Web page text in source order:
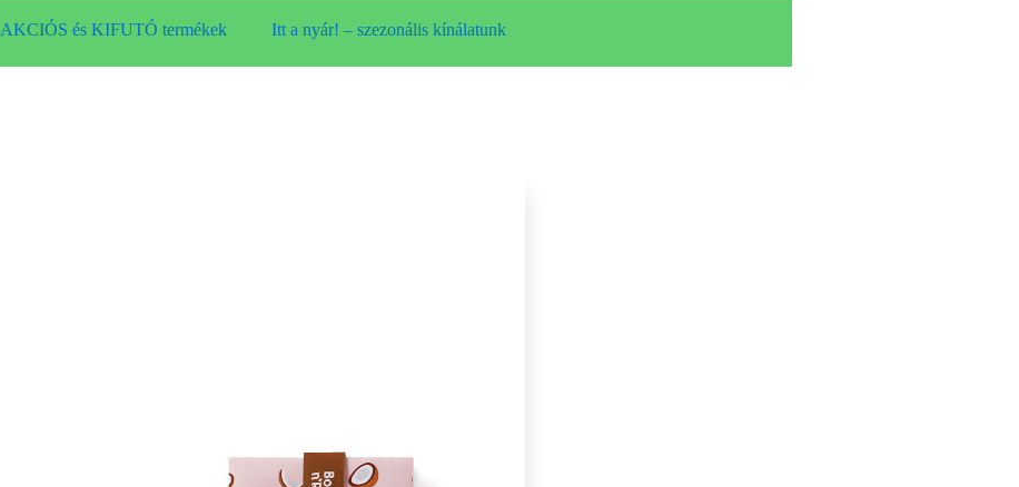
AKCIÓS és KIFUTÓ termékek Itt a nyár! – szezonális kínálatunk